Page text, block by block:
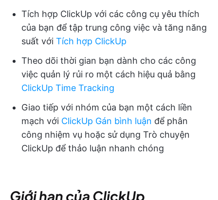
Tích hợp ClickUp với các công cụ yêu thích
của bạn để tập trung công việc và tăng năng
suất với Tích hợp ClickUp
Theo dõi thời gian bạn dành cho các công
việc quản lý rủi ro một cách hiệu quả bằng
ClickUp Time Tracking
Giao tiếp với nhóm của bạn một cách liền
mạch với ClickUp Gán bình luận để phân
công nhiệm vụ hoặc sử dụng Trò chuyện
ClickUp để thảo luận nhanh chóng
Giới hạn của ClickUp